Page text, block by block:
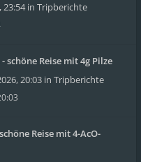
23:54in Tripberichte
Reise mit 4g Pilze
20:03 in Tripberichte
Reise mit 4-AcO-